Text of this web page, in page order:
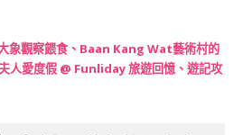
象觀察餵食、Baan Kang Wat藝術村的
人愛度假 @ Funliday 旅遊回憶、遊記攻